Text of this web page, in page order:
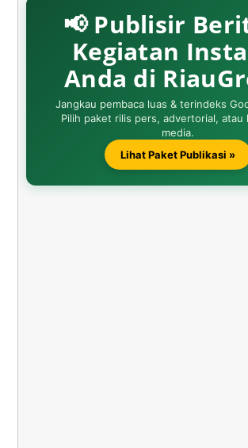
📢 Publisir
Kegiatan
Anda di
Jangkau pembaca luas & terindeks
Pilih paket rilis pers, advertorial, atau
media.
Lihat Paket Publikasi »